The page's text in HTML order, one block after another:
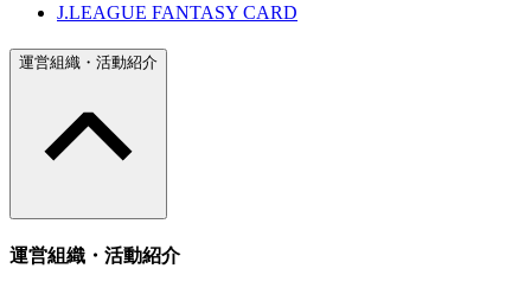
J.LEAGUE FANTASY CARD
運営組織・活動紹介
運営組織・活動紹介